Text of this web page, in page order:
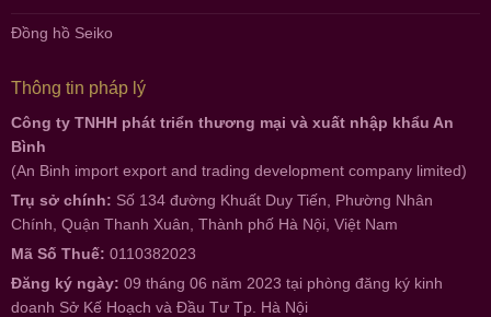
Đồng hồ Seiko
Thông tin pháp lý
Công ty TNHH phát triển thương mại và xuất nhập khẩu An
Bình
(An Binh import export and trading development company limited)
Trụ sở chính: Số 134 đường Khuất Duy Tiến, Phường Nhân
Chính, Quận Thanh Xuân, Thành phố Hà Nội, Việt Nam
Mã Số Thuế: 0110382023
Đăng ký ngày: 09 tháng 06 năm 2023 tại phòng đăng ký kinh
doanh Sở Kế Hoạch và Đầu Tư Tp. Hà Nội